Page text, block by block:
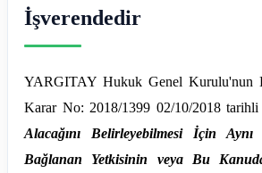
İşverendedir
YARGITAY Hukuk Genel Kurulu'nun
Karar No: 2018/1399 02/10/2018 tarihli
Alacağını Belirleyebilmesi İçin
Bağlanan Yetkisinin veya Bu